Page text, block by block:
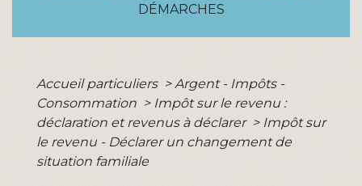
DÉMARCHES
Accueil particuliers > Argent - Impôts -
Consommation > Impôt sur le revenu :
déclaration et revenus à déclarer > Impôt sur
le revenu - Déclarer un changement de
situation familiale